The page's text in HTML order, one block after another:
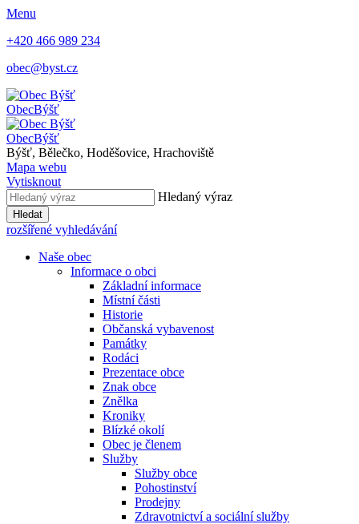
Menu
+420 466 989 234
obec@byst.cz
ObecBýšť
ObecBýšť
Býšť, Bělečko, Hoděšovice, Hrachoviště
Mapa webu
Vytisknout
Hledaný výraz
Hledat
rozšířené vyhledávání
Naše obec
Informace o obci
Základní informace
Místní části
Historie
Občanská vybavenost
Památky
Rodáci
Prezentace obce
Znak obce
Znělka
Kroniky
Blízké okolí
Obec je členem
Služby
Služby obce
Pohostinství
Prodejny
Zdravotnictví a sociální služby